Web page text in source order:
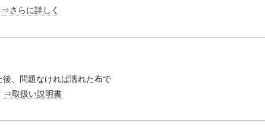
⇒さらに詳しく
後、問題なければ濡れた布で
⇒取扱い説明書